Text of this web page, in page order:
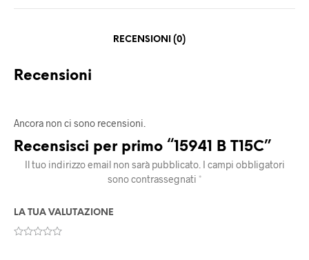
RECENSIONI (0)
Recensioni
Ancora non ci sono recensioni.
Recensisci per primo “15941 B T15C”
Il tuo indirizzo email non sarà pubblicato. I campi obbligatori
sono contrassegnati *
LA TUA VALUTAZIONE